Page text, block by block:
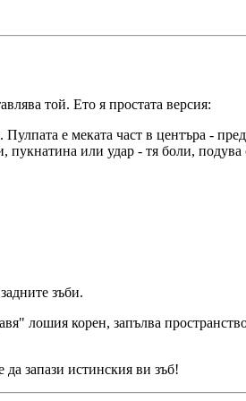
той. Ето я простата версия:
е меката част в центъра -
пукнатина или удар - тя боли,
зъби.
лошия корен, запълва
запази истинския ви зъб!